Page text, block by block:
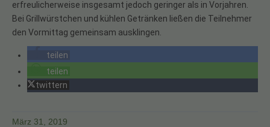
erfreulicherweise insgesamt jedoch geringer als in Vorjahren.
Bei Grillwürstchen und kühlen Getränken ließen die Teilnehmer
den Vormittag gemeinsam ausklingen.
teilen
teilen
twittern
März 31, 2019